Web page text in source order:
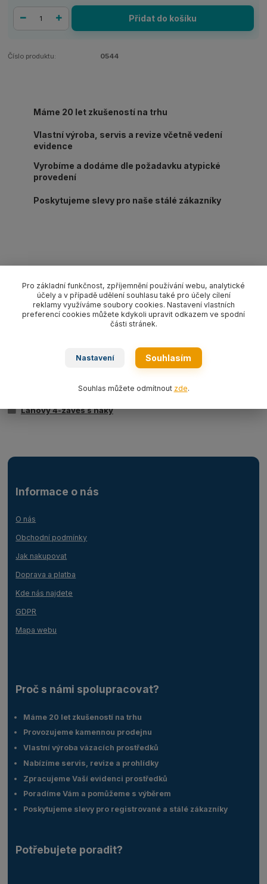
Přidat do košíku
Číslo produktu: 0544
Máme 20 let zkušeností na trhu
Vlastní výroba, servis a revize včetně vedení
evidence
Vyrobíme a dodáme dle požadavku atypické
provedení
Poskytujeme slevy pro naše stálé zákazníky
Kompletní specifikace
Lanový 4-závěs s háky s pojistkou pr. 16 mm/délka L dle
výběru, nosnost 5650/4200 kg (0-45°/45-60°). Provedení dle
Zboží zařazeno v kategoriích
Lanový 4-závěs s háky
Informace o nás
O nás
Obchodní podmínky
Jak nakupovat
Doprava a platba
Kde nás najdete
GDPR
Mapa webu
Proč s námi spolupracovat?
Máme 20 let zkušeností na trhu
Provozujeme kamennou prodejnu
Vlastní výroba vázacích prostředků
Nabízíme servis, revize a prohlídky
Zpracujeme Vaší evidenci prostředků
Poradíme Vám a pomůžeme s výběrem
Poskytujeme slevy pro registrované a stálé zákazníky
Potřebujete poradit?
Pro základní funkčnost, zpříjemnění používání webu, analytické
účely a v případě udělení souhlasu také pro účely cílení
reklamy využíváme soubory cookies. Nastavení vlastních
preferencí cookies můžete kdykoli upravit odkazem ve spodní
části stránek.
Nastavení Souhlasím
Souhlas můžete odmítnout zde.